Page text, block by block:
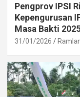
Pengprov IPSI
Kepengurusan
Masa Bakti
31/01/2026